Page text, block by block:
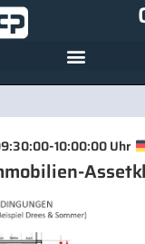
-10:00:00 Uhr